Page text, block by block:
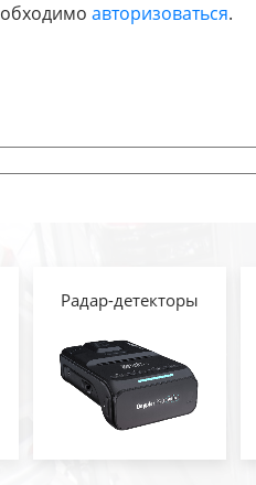
авторизоваться.
Радар-детекторы